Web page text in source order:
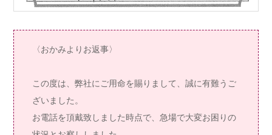
〈おかみよりお返事〉
この度は、弊社にご用命を賜りまして、誠に有難うご
ざいました。
お電話を頂戴致しました時点で、急場で大変お困りの